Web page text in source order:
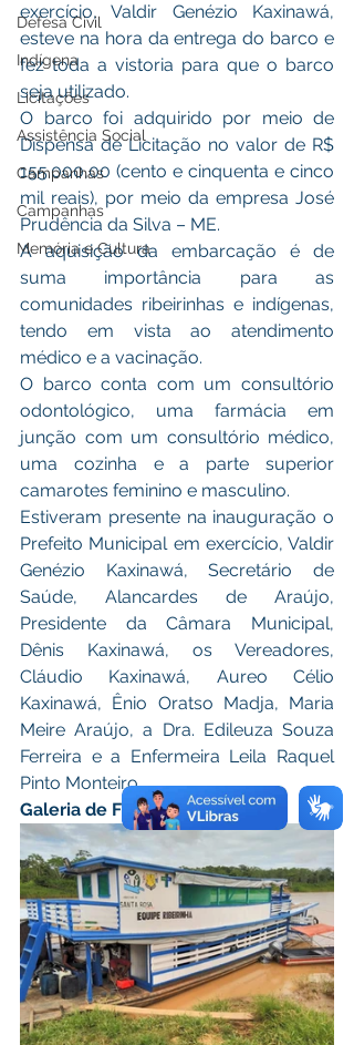
Defesa Civil
Indígena
Licitações
Assistência Social
Campanhas
Campanhas
Memória e Cultura
exercício, Valdir Genézio Kaxinawá,
esteve na hora da entrega do barco e
fez toda a vistoria para que o barco
seja utilizado.
O barco foi adquirido por meio de
Dispensa de Licitação no valor de R$
155.000,00 (cento e cinquenta e cinco
mil reais), por meio da empresa José
Prudência da Silva – ME.
A aquisição da embarcação é de
suma importância para as
comunidades ribeirinhas e indígenas,
tendo em vista ao atendimento
médico e a vacinação.
O barco conta com um consultório
odontológico, uma farmácia em
junção com um consultório médico,
uma cozinha e a parte superior
camarotes feminino e masculino.
Estiveram presente na inauguração o
Prefeito Municipal em exercício, Valdir
Genézio Kaxinawá, Secretário de
Saúde, Alancardes de Araújo,
Presidente da Câmara Municipal,
Dênis Kaxinawá, os Vereadores,
Cláudio Kaxinawá, Aureo Célio
Kaxinawá, Ênio Oratso Madja, Maria
Meire Araújo, a Dra. Edileuza Souza
Ferreira e a Enfermeira Leila Raquel
Pinto Monteiro.
Galeria de Fotos